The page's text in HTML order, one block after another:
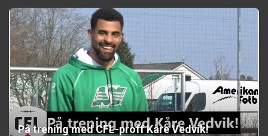
På trening med CFL-proff Kåre Vedvik!